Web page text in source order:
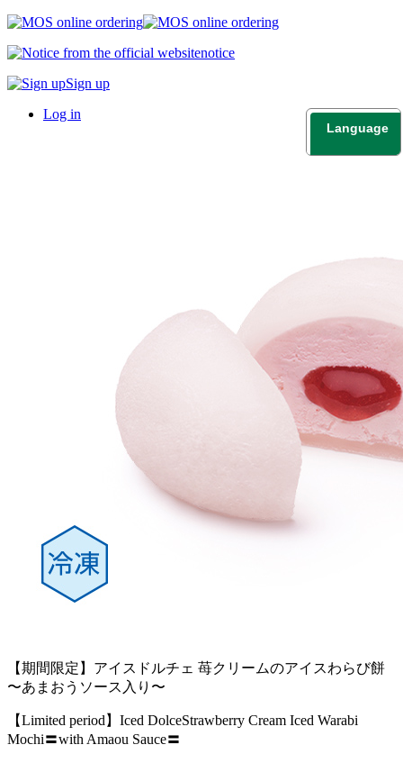
notice
Sign up
Log in
Language
日本語
English
【期間限定】アイスドルチェ 苺クリームのアイスわらび餅
〜あまおうソース入り〜
【Limited period】Iced DolceStrawberry Cream Iced Warabi
Mochi〓with Amaou Sauce〓